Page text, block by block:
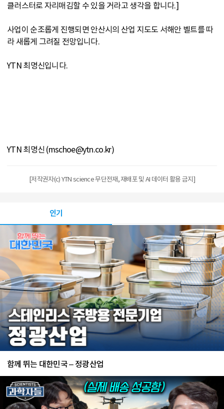
클러스터로 자리매김할 수 있을 거라고 생각을 합니다.]
사업이 순조롭게 진행되면 안산시의 산업 지도도 서해안 벨트를 따
라 새롭게 그려질 전망입니다.
YTN 최명신입니다.
YTN 최명신 (mschoe@ytn.co.kr)
[저작권자(c) YTN science 무단전재, 재배포 및 AI 데이터 활용 금지]
인기
함께 뛰는 대한민국 – 정광산업